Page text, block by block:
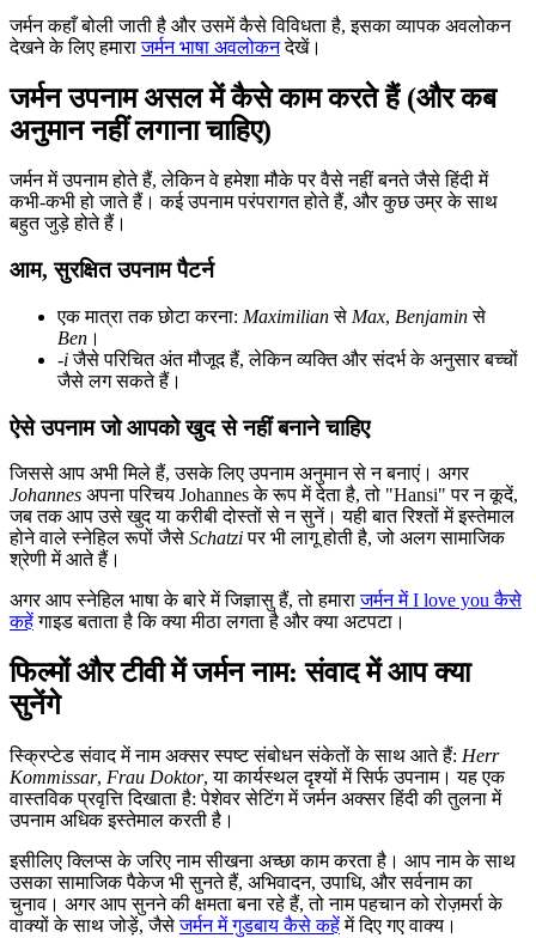
जर्मन कहाँ बोली जाती है और उसमें कैसे विविधता है, इसका व्यापक अवलोकन
देखने के लिए हमाराजर्मन भाषा अवलोकनदेखें।
जर्मन उपनाम असल में कैसे काम करते हैं (और कब
अनुमान नहीं लगाना चाहिए)
जर्मन में उपनाम होते हैं, लेकिन वे हमेशा मौके पर वैसे नहीं बनते जैसे हिंदी में
कभी-कभी हो जाते हैं। कई उपनाम परंपरागत होते हैं, और कुछ उम्र के साथ
बहुत जुड़े होते हैं।
आम, सुरक्षित उपनाम पैटर्न
एक मात्रा तक छोटा करना: Maximilianसे Max, Benjaminसे
Ben ।
-iजैसे परिचित अंत मौजूद हैं, लेकिन व्यक्ति और संदर्भ के अनुसार बच्चों
जैसे लग सकते हैं।
ऐसे उपनाम जो आपको खुद से नहीं बनाने चाहिए
जिससे आप अभी मिले हैं, उसके लिए उपनाम अनुमान से न बनाएं। अगर
Johannes अपना परिचय Johannes के रूप में देता है, तो "Hansi" पर न कूदें,
जब तक आप उसे खुद या करीबी दोस्तों से न सुनें। यही बात रिश्तों में इस्तेमाल
होने वाले स्नेहिल रूपों जैसे Schatziपर भी लागू होती है, जो अलग सामाजिक
श्रेणी में आते हैं।
अगर आप स्नेहिल भाषा के बारे में जिज्ञासु हैं, तो हमाराजर्मन में I love you कैसे
कहेंगाइड बताता है कि क्या मीठा लगता है और क्या अटपटा।
फिल्मों और टीवी में जर्मन नाम: संवाद में आप क्या
सुनेंगे
स्क्रिप्टेड संवाद में नाम अक्सर स्पष्ट संबोधन संकेतों के साथ आते हैं: Herr
Kommissar, Frau Doktor, या कार्यस्थल दृश्यों में सिर्फ उपनाम। यह एक
वास्तविक प्रवृत्ति दिखाता है: पेशेवर सेटिंग में जर्मन अक्सर हिंदी की तुलना में
उपनाम अधिक इस्तेमाल करती है।
इसीलिए क्लिप्स के जरिए नाम सीखना अच्छा काम करता है। आप नाम के साथ
उसका सामाजिक पैकेज भी सुनते हैं, अभिवादन, उपाधि, और सर्वनाम का
चुनाव। अगर आप सुनने की क्षमता बना रहे हैं, तो नाम पहचान को रोज़मर्रा के
वाक्यों के साथ जोड़ें, जैसेजर्मन में गुडबाय कैसे कहेंमें दिए गए वाक्य।